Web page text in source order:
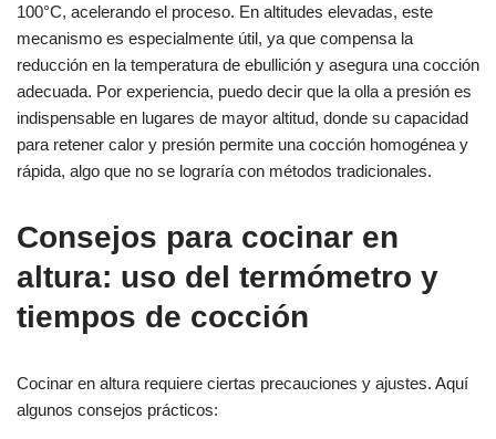
100°C, acelerando el proceso. En altitudes elevadas, este
mecanismo es especialmente útil, ya que compensa la
reducción en la temperatura de ebullición y asegura una cocción
adecuada. Por experiencia, puedo decir que la olla a presión es
indispensable en lugares de mayor altitud, donde su capacidad
para retener calor y presión permite una cocción homogénea y
rápida, algo que no se lograría con métodos tradicionales.
Consejos para cocinar en
altura: uso del termómetro y
tiempos de cocción
Cocinar en altura requiere ciertas precauciones y ajustes. Aquí
algunos consejos prácticos: